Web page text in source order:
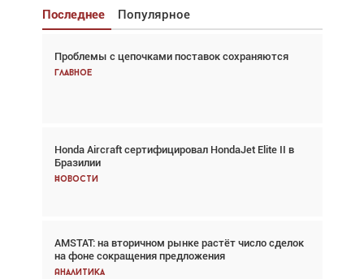
Последнее Популярное
Проблемы с цепочками поставок сохраняются
Главное
Honda Aircraft сертифицировал HondaJet Elite II в
Бразилии
Новости
AMSTAT: на вторичном рынке растёт число сделок
на фоне сокращения предложения
Аналитика
Взгляд с высоты: тандем вертолётов и БПЛА в
спасательных операциях
Авиационный фотограф Дэйв Кох: «Фотография
говорит сама за себя... а ИИ всё портит»
Новости
Проблемы с цепочками поставок сохраняются
Аналитика